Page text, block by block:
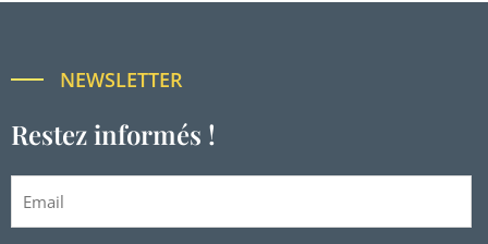
NEWSLETTER
Restez informés !